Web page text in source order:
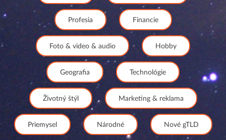
Profesia Financie
Foto & video & audio Hobby
Geografia Technológie
Životný štýl Marketing & reklama
Priemysel Národné Nové gTLD